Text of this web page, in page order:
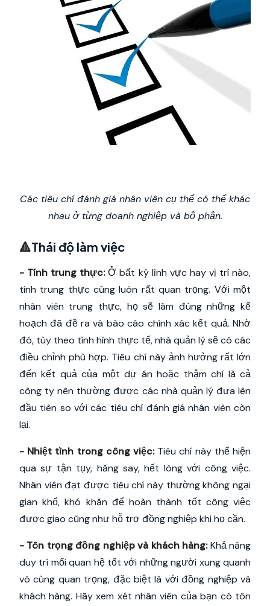
Các tiêu chí đánh giá nhân viên cụ thể có thể khác
nhau ở từng doanh nghiệp và bộ phận.
🔺Thái độ làm việc
- Tính trung thực:Ở bất kỳ lĩnh vực hay vị trí nào,
tính trung thực cũng luôn rất quan trọng. Với một
nhân viên trung thực, họ sẽ làm đúng những kế
hoạch đã đề ra và báo cáo chính xác kết quả. Nhờ
đó, tùy theo tình hình thực tế, nhà quản lý sẽ có các
điều chỉnh phù hợp. Tiêu chí này ảnh hưởng rất lớn
đến kết quả của một dự án hoặc thậm chí là cả
công ty nên thường được các nhà quản lý đưa lên
đầu tiên so với các tiêu chí đánh giá nhân viên còn
lại.
- Nhiệt tình trong công việc:Tiêu chí này thể hiện
qua sự tận tụy, hăng say, hết lòng với công việc.
Nhân viên đạt được tiêu chí này thường không ngại
gian khổ, khó khăn để hoàn thành tốt công việc
được giao cũng như hỗ trợ đồng nghiệp khi họ cần.
- Tôn trọng đồng nghiệp và khách hàng:Khả năng
duy trì mối quan hệ tốt với những người xung quanh
vô cùng quan trọng, đặc biệt là với đồng nghiệp và
khách hàng. Hãy xem xét nhân viên của bạn có tôn